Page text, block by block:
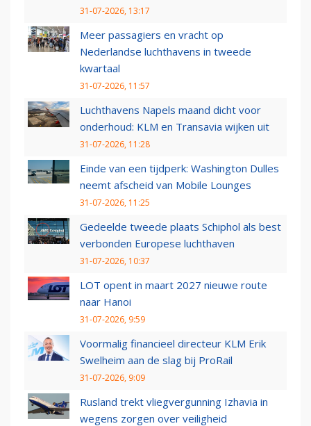
31-07-2026, 13:17
Meer passagiers en vracht op
Nederlandse luchthavens in tweede
kwartaal
31-07-2026, 11:57
Luchthavens Napels maand dicht voor
onderhoud: KLM en Transavia wijken uit
31-07-2026, 11:28
Einde van een tijdperk: Washington Dulles
neemt afscheid van Mobile Lounges
31-07-2026, 11:25
Gedeelde tweede plaats Schiphol als best
verbonden Europese luchthaven
31-07-2026, 10:37
LOT opent in maart 2027 nieuwe route
naar Hanoi
31-07-2026, 9:59
Voormalig financieel directeur KLM Erik
Swelheim aan de slag bij ProRail
31-07-2026, 9:09
Rusland trekt vliegvergunning Izhavia in
wegens zorgen over veiligheid